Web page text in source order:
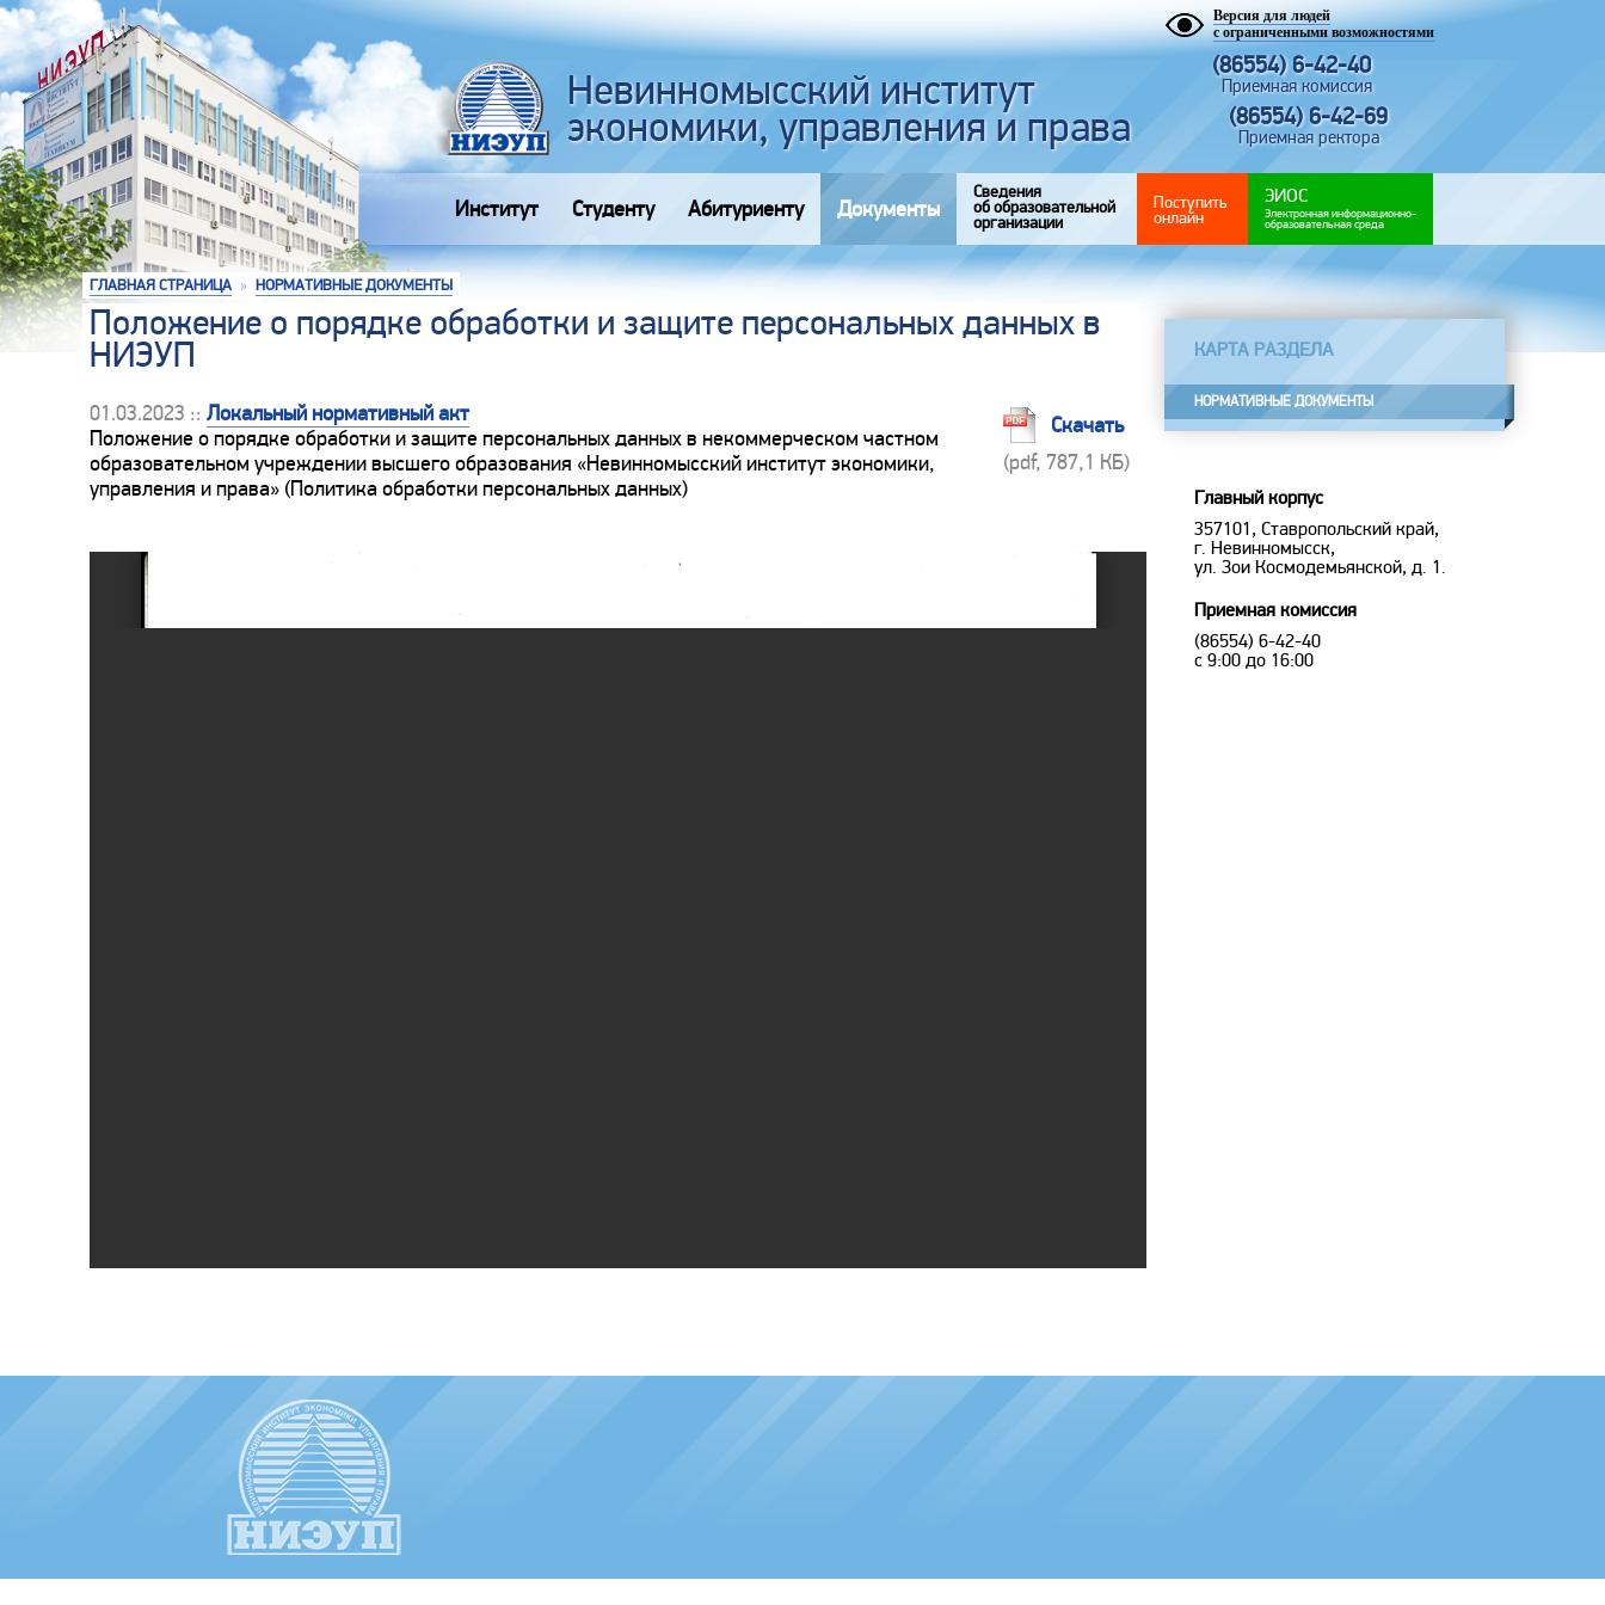
Невинномысский институт
экономики, управления и права
Версия для людей
с ограниченными возможностями
(86554) 6-42-40
Приемная комиссия
(86554) 6-42-69
Приемная ректора
Институт Студенту Абитуриенту Документы
Сведения
об образовательной
организации
Поступить
онлайн
ЭИОС
Электронная информационно-
образовательная среда
ГЛАВНАЯ СТРАНИЦА » НОРМАТИВНЫЕ ДОКУМЕНТЫ
Положение о порядке обработки и защите персональных данных в
НИЭУП
01.03.2023 :: Локальный нормативный акт
Положение о порядке обработки и защите персональных данных в некоммерческом частном
образовательном учреждении высшего образования «Невинномысский институт экономики,
управления и права» (Политика обработки персональных данных)
Скачать
(pdf, 787,1 КБ)
КАРТА РАЗДЕЛА
НОРМАТИВНЫЕ ДОКУМЕНТЫ
Главный корпус
357101, Ставропольский край,
г. Невинномысск,
ул. Зои Космодемьянской, д. 1.
Приемная комиссия
(86554) 6-42-40
с 9:00 до 16:00